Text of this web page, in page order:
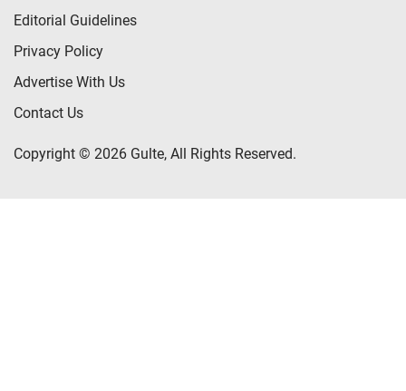
Editorial Guidelines
Privacy Policy
Advertise With Us
Contact Us
Copyright © 2026 Gulte, All Rights Reserved.